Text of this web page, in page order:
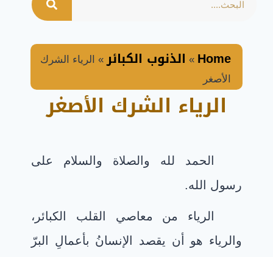
الرياء الشرك الأصغر
Home
» الذنوب الكبائر » الرياء الشرك
الأصغر
الحمد لله والصلاة والسلام على
رسول الله.
الرياء من معاصي القلب الكبائر،
والرياء هو أن يقصد الإنسانُ بأعمالِ البرّ